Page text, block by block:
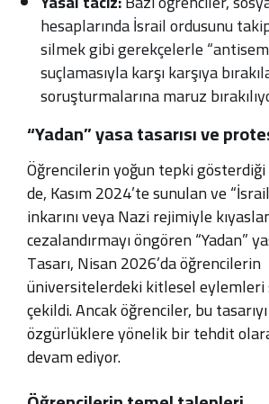
hesaplarında İsrail ordusunu
silmek gibi gerekçelerle
suçlamasıyla karşı karşıya
soruşturmalarına maruz
“Yadan” yasa tasarısı ve
Öğrencilerin yoğun tepki
de, Kasım 2024’te sunulan ve
inkarını veya Nazi rejimiyle
cezalandırmayı öngören “Yadan”
Tasarı, Nisan 2026’da öğrencilerin
üniversitelerdeki kitlesel eylemleri
çekildi. Ancak öğrenciler, bu
özgürlüklere yönelik bir tehdit
devam ediyor.